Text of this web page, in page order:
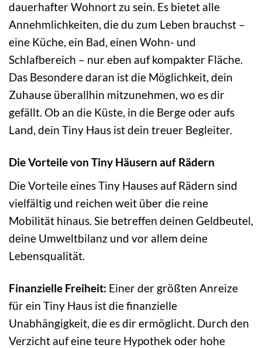
dauerhafter Wohnort zu sein. Es bietet alle
Annehmlichkeiten, die du zum Leben brauchst –
eine Küche, ein Bad, einen Wohn- und
Schlafbereich – nur eben auf kompakter Fläche.
Das Besondere daran ist die Möglichkeit, dein
Zuhause überallhin mitzunehmen, wo es dir
gefällt. Ob an die Küste, in die Berge oder aufs
Land, dein Tiny Haus ist dein treuer Begleiter.
Die Vorteile von Tiny Häusern auf Rädern
Die Vorteile eines Tiny Hauses auf Rädern sind
vielfältig und reichen weit über die reine
Mobilität hinaus. Sie betreffen deinen Geldbeutel,
deine Umweltbilanz und vor allem deine
Lebensqualität.
Finanzielle Freiheit: Einer der größten Anreize
für ein Tiny Haus ist die finanzielle
Unabhängigkeit, die es dir ermöglicht. Durch den
Verzicht auf eine teure Hypothek oder hohe